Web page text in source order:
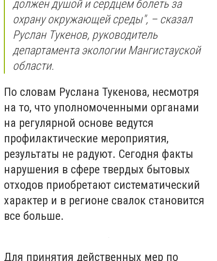
должен душой и сердцем болеть за
охрану окружающей среды", – сказал
Руслан Тукенов, руководитель
департамента экологии Мангистауской
области.
По словам Руслана Тукенова, несмотря
на то, что уполномоченными органами
на регулярной основе ведутся
профилактические мероприятия,
результаты не радуют. Сегодня факты
нарушения в сфере твердых бытовых
отходов приобретают систематический
характер и в регионе свалок становится
все больше.
Для принятия действенных мер по